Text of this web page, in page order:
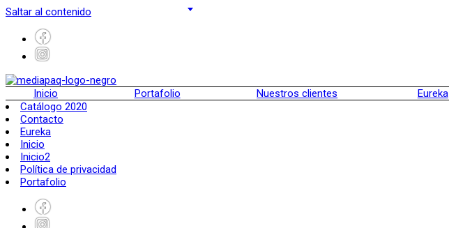
Saltar al contenido
Inicio Portafolio Nuestros clientes Eureka
Catálogo 2020
Contacto
Eureka
Inicio
Inicio2
Política de privacidad
Portafolio